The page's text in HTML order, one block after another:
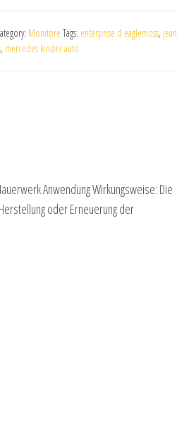
Monitore Tags: enterprise d eaglemoss, jean
, mercedes kinder auto
Anwendung Wirkungsweise: Die
oder Erneuerung der